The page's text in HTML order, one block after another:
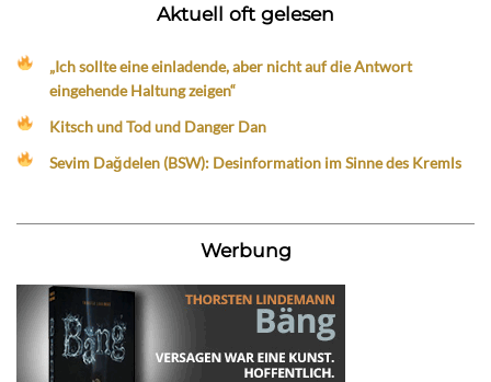
Aktuell oft gelesen
„Ich sollte eine einladende, aber nicht auf die Antwort
eingehende Haltung zeigen“
Kitsch und Tod und Danger Dan
Sevim Dağdelen (BSW): Desinformation im Sinne des Kremls
Werbung